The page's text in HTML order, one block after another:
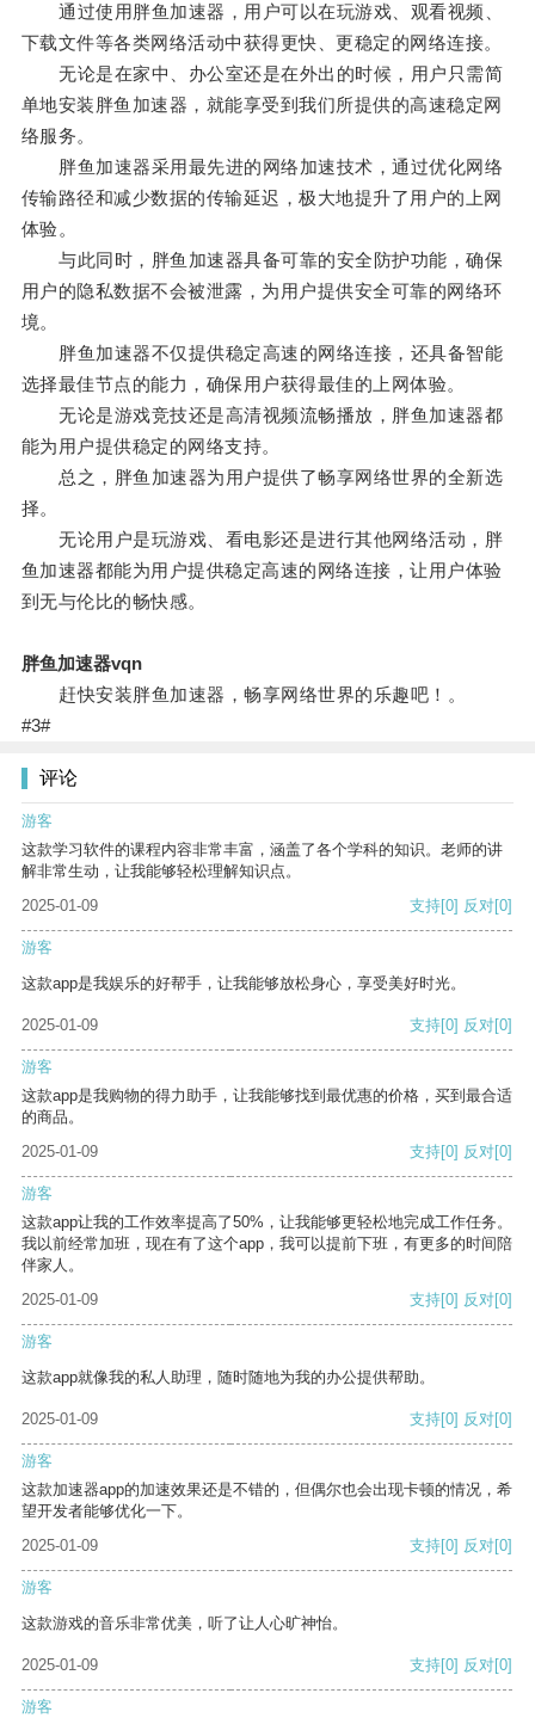
通过使用胖鱼加速器，用户可以在玩游戏、观看视频、
下载文件等各类网络活动中获得更快、更稳定的网络连接。
无论是在家中、办公室还是在外出的时候，用户只需简
单地安装胖鱼加速器，就能享受到我们所提供的高速稳定网
络服务。
胖鱼加速器采用最先进的网络加速技术，通过优化网络
传输路径和减少数据的传输延迟，极大地提升了用户的上网
体验。
与此同时，胖鱼加速器具备可靠的安全防护功能，确保
用户的隐私数据不会被泄露，为用户提供安全可靠的网络环
境。
胖鱼加速器不仅提供稳定高速的网络连接，还具备智能
选择最佳节点的能力，确保用户获得最佳的上网体验。
无论是游戏竞技还是高清视频流畅播放，胖鱼加速器都
能为用户提供稳定的网络支持。
总之，胖鱼加速器为用户提供了畅享网络世界的全新选
择。
无论用户是玩游戏、看电影还是进行其他网络活动，胖
鱼加速器都能为用户提供稳定高速的网络连接，让用户体验
到无与伦比的畅快感。
胖鱼加速器vqn
赶快安装胖鱼加速器，畅享网络世界的乐趣吧！。
#3#
评论
游客
这款学习软件的课程内容非常丰富，涵盖了各个学科的知识。老师的讲
解非常生动，让我能够轻松理解知识点。
2025-01-09
支持[0] 反对[0]
游客
这款app是我娱乐的好帮手，让我能够放松身心，享受美好时光。
2025-01-09 支持[0] 反对[0]
游客
这款app是我购物的得力助手，让我能够找到最优惠的价格，买到最合适
的商品。
2025-01-09
支持[0] 反对[0]
游客
这款app让我的工作效率提高了50%，让我能够更轻松地完成工作任务。
我以前经常加班，现在有了这个app，我可以提前下班，有更多的时间陪
伴家人。
2025-01-09
支持[0] 反对[0]
游客
这款app就像我的私人助理，随时随地为我的办公提供帮助。
2025-01-09 支持[0] 反对[0]
游客
这款加速器app的加速效果还是不错的，但偶尔也会出现卡顿的情况，希
望开发者能够优化一下。
2025-01-09
支持[0] 反对[0]
游客
这款游戏的音乐非常优美，听了让人心旷神怡。
2025-01-09 支持[0] 反对[0]
游客